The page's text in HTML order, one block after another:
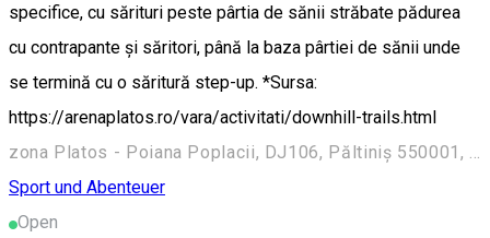
specifice, cu sărituri peste pârtia de sănii străbate pădurea
cu contrapante și săritori, până la baza pârtiei de sănii unde
se termină cu o săritură step-up. *Sursa:
https://arenaplatos.ro/vara/activitati/downhill-trails.html
zona Platos - Poiana Poplacii, DJ106, Păltiniș 550001, Romania
Sport und Abenteuer
Open